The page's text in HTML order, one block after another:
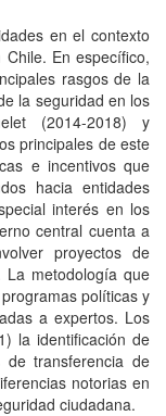
en el contexto
En específico,
rasgos de la
la seguridad en los
(2014-2018) y
principales de este
e incentivos que
hacia entidades
interés en los
central cuenta a
proyectos de
La metodología que
políticas y
a expertos. Los
la identificación de
de transferencia de
notorias en
ciudadana.